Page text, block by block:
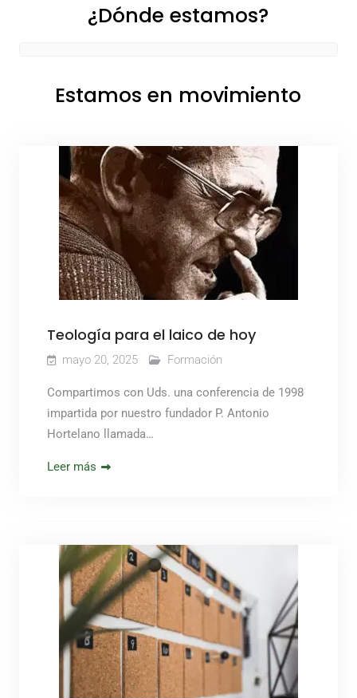
¿Dónde estamos?
Estamos en movimiento
Teología para el laico de hoy
mayo 20, 2025 Formación
Compartimos con Uds. una conferencia de 1998
impartida por nuestro fundador P. Antonio
Hortelano llamada…
Leer más